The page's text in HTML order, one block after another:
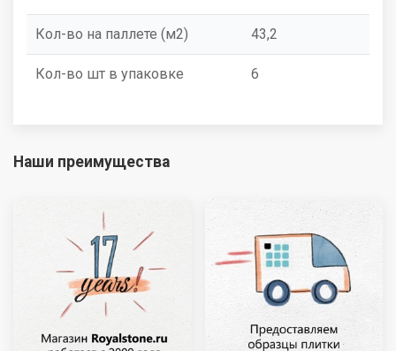
Кол-во на паллете (м2) 43,2
Кол-во шт в упаковке 6
Наши преимущества